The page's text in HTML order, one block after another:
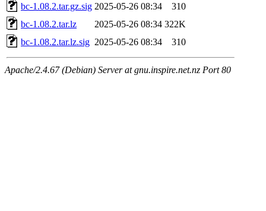
bc-1.08.2.tar.gz.sig 2025-05-26 08:34
310
bc-1.08.2.tar.lz
2025-05-26 08:34 322K
bc-1.08.2.tar.lz.sig 2025-05-26 08:34 310
Apache/2.4.67 (Debian) Server at gnu.inspire.net.nz Port 80